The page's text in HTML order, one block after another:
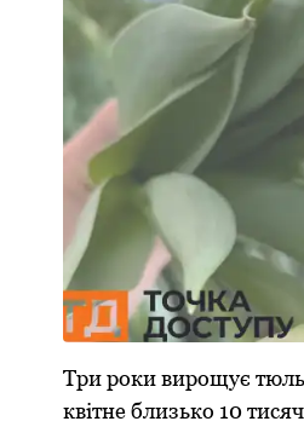
Три роки вирощує
квітне близько 10